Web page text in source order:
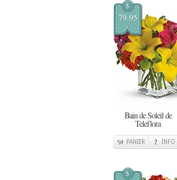
$
79.95
Bain de Soleil de
Teleflora
PANIER INFO
$